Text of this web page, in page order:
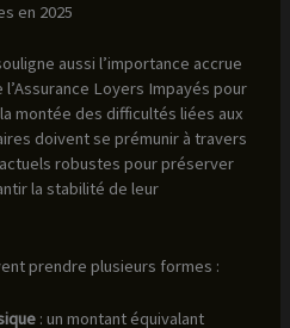
en 2025
aussi l’importance accrue
Loyers Impayés pour
montée des difficultés liées aux
doivent se prémunir à travers
robustes pour préserver
la stabilité de leur
prendre plusieurs formes :
: un montant équivalant